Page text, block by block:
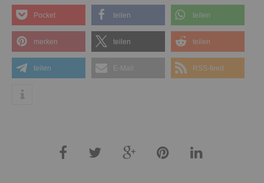
Pocket teilen teilen
merken teilen teilen
teilen E-Mail RSS-feed